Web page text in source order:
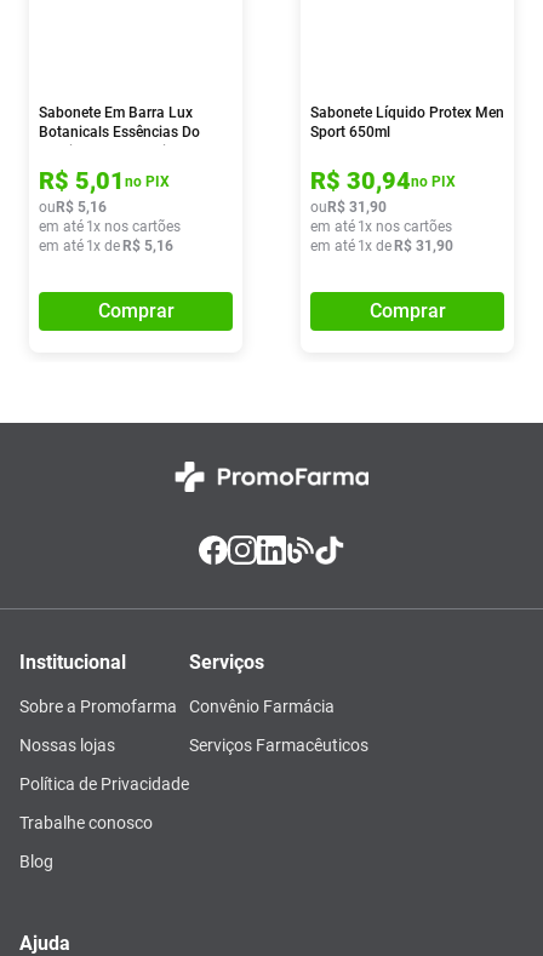
Sabonete Em Barra Lux
Botanicals Essências Do
R$ 5,01 no PIX
ou R$ 5,16
em até 1x nos cartões
em até 1x de R$ 5,16
Comprar
Sabonete Líquido Protex Men
Sport 650ml
R$ 30,94no PIX
ou R$ 31 ,90
em até 1x nos cartões
em até 1x de R$ 31 ,90
Comprar
Institucional
Sobre a Promofarma
Nossas lojas
Política de Privacidade
Trabalhe conosco
Blog
Serviços
Convênio Farmácia
Serviços Farmacêuticos
Ajuda